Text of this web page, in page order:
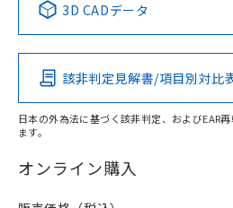
Pb Hg
O
在庫等で未対応品が混在する可能
問い合わせください。
この製品の規
その他の認証はこちらの
3D CADデータ
該非判定見解書/項目別対比
日本の外為法に基づく該非判定、およびEAR
ます。
オンライン購入